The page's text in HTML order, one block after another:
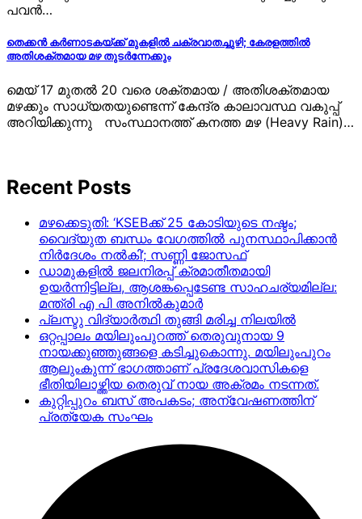
പവന്‍…
തെക്കന്‍ കര്‍ണാടകയ്ക്ക് മുകളില്‍ ചക്രവാതച്ചുഴി; കേരളത്തില്‍
അതിശക്തമായ മഴ തുടര്‍ന്നേക്കും
മെയ്‌ 17 മുതൽ 20 വരെ ശക്തമായ / അതിശക്തമായ
മഴക്കും സാധ്യതയുണ്ടെന്ന് കേന്ദ്ര കാലാവസ്ഥ വകുപ്പ്
അറിയിക്കുന്നു സംസ്ഥാനത്ത് കനത്ത മഴ (Heavy Rain)…
Recent Posts
മഴക്കെടുതി: ‘KSEBക്ക് 25 കോടിയുടെ നഷ്ടം;
വൈദ്യുത ബന്ധം വേഗത്തിൽ പുനസ്ഥാപിക്കാൻ
നിർ​ദേശം നൽകി’; സണ്ണി ജോസഫ്
ഡാമുകളില്‍ ജലനിരപ്പ് ക്രമാതീതമായി
ഉയര്‍ന്നിട്ടില്ല, ആശങ്കപ്പെടേണ്ട സാഹചര്യമില്ല:
മന്ത്രി എ പി അനില്‍കുമാര്‍
പ്ലസ്ടു വിദ്യാർത്ഥി തുങ്ങി മരിച്ച നിലയിൽ
ഒറ്റപ്പാലം മയിലുംപുറത്ത് തെരുവുനായ 9
നായക്കുഞ്ഞുങ്ങളെ കടിച്ചുകൊന്നു. മയിലുംപുറം
ആലുംകുന്ന് ഭാഗത്താണ് പ്രദേശവാസികളെ
ഭീതിയിലാഴ്ത്തിയ തെരുവ് നായ അക്രമം നടന്നത്.
കുറ്റിപ്പുറം ബസ് അപകടം; അന്വേഷണത്തിന്
പ്രത്യേക സംഘം